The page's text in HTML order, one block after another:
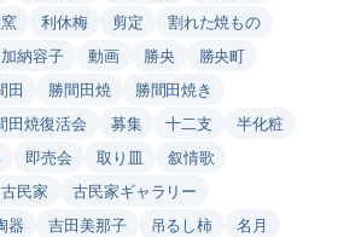
利休梅 剪定
割れた焼もの
加納容子 動画 勝央
勝央町
田 勝間田焼
勝間田焼き
田焼復活会 募集 十二支
半化粧
即売会 取り皿
叙情歌
古民家
古民家ギャラリー
器 吉田美那子 吊るし柿
名月